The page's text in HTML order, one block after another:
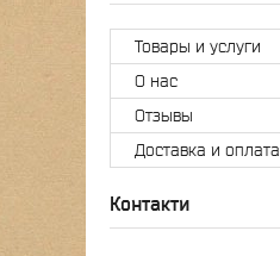
Товары и услуги
О нас
Отзывы
Доставка и оплата
Контакти